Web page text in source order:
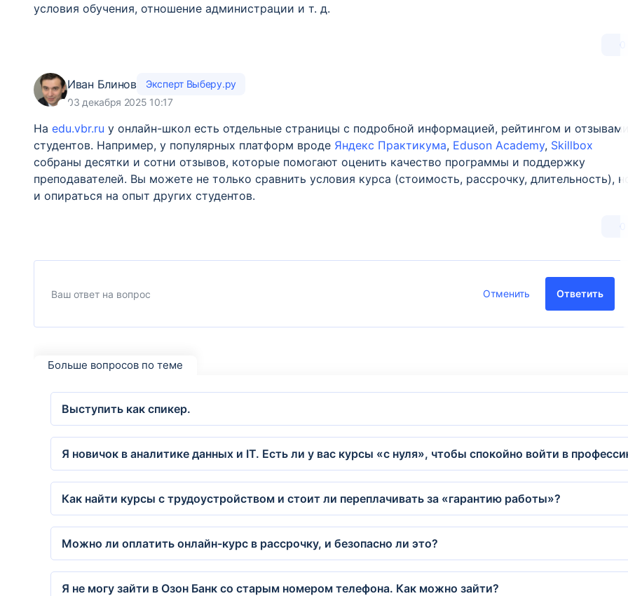
условия обучения, отношение администрации и т. д.
0
Иван Блинов
Эксперт Выберу.ру
03 декабря 2025 10:17
На edu.vbr.ru у онлайн-школ есть отдельные страницы с подробной информацией, рейтингом и
студентов. Например, у популярных платформ вроде Яндекс Практикума, Eduson Academy, Skillbox
собраны десятки и сотни отзывов, которые помогают оценить качество программы и поддержку
преподавателей. Вы можете не только сравнить условия курса (стоимость, рассрочку, длительность),
и опираться на опыт других студентов.
0
Отменить Ответить
Больше вопросов по теме
Выступить как спикер.
Я новичок в аналитике данных и IT. Есть ли у вас курсы «с нуля», чтобы спокойно войти в
Как найти курсы с трудоустройством и стоит ли переплачивать за «гарантию работы»?
Можно ли оплатить онлайн-курс в рассрочку, и безопасно ли это?
Я не могу зайти в Озон Банк со старым номером телефона. Как можно зайти?